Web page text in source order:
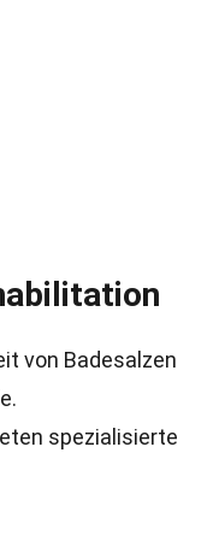
von Badesalzen
spezialisierte